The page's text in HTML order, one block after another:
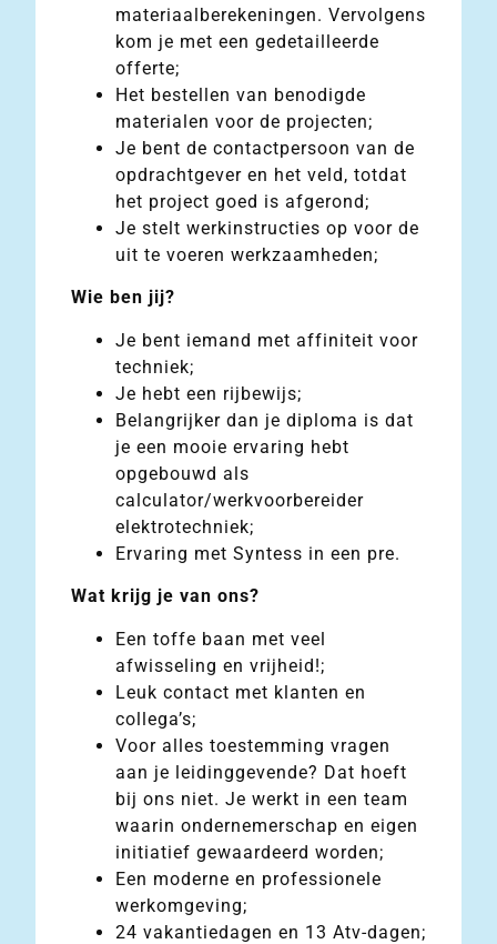
materiaalberekeningen. Vervolgens
kom je met een gedetailleerde
offerte;
Het bestellen van benodigde
materialen voor de projecten;
Je bent de contactpersoon van de
opdrachtgever en het veld, totdat
het project goed is afgerond;
Je stelt werkinstructies op voor de
uit te voeren werkzaamheden;
Wie ben jij?
Je bent iemand met affiniteit voor
techniek;
Je hebt een rijbewijs;
Belangrijker dan je diploma is dat
je een mooie ervaring hebt
opgebouwd als
calculator/werkvoorbereider
elektrotechniek;
Ervaring met Syntess in een pre.
Wat krijg je van ons?
Een toffe baan met veel
afwisseling en vrijheid!;
Leuk contact met klanten en
collega’s;
Voor alles toestemming vragen
aan je leidinggevende? Dat hoeft
bij ons niet. Je werkt in een team
waarin ondernemerschap en eigen
initiatief gewaardeerd worden;
Een moderne en professionele
werkomgeving;
24 vakantiedagen en 13 Atv-dagen;